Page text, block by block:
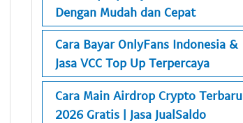
Dengan Mudah dan Cepat
Cara Bayar OnlyFans Indonesia &
Jasa VCC Top Up Terpercaya
Cara Main Airdrop Crypto Terbaru
2026 Gratis | Jasa JualSaldo